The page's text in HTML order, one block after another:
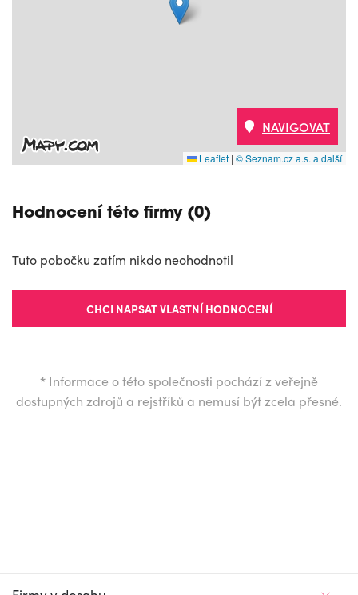
Leaflet | © Seznam.cz a.s. a další
NAVIGOVAT
Hodnocení této firmy (0)
Tuto pobočku zatím nikdo neohodnotil
CHCI NAPSAT VLASTNÍ HODNOCENÍ
* Informace o této společnosti pochází z veřejně
dostupných zdrojů a rejstříků a nemusí být zcela přesné.